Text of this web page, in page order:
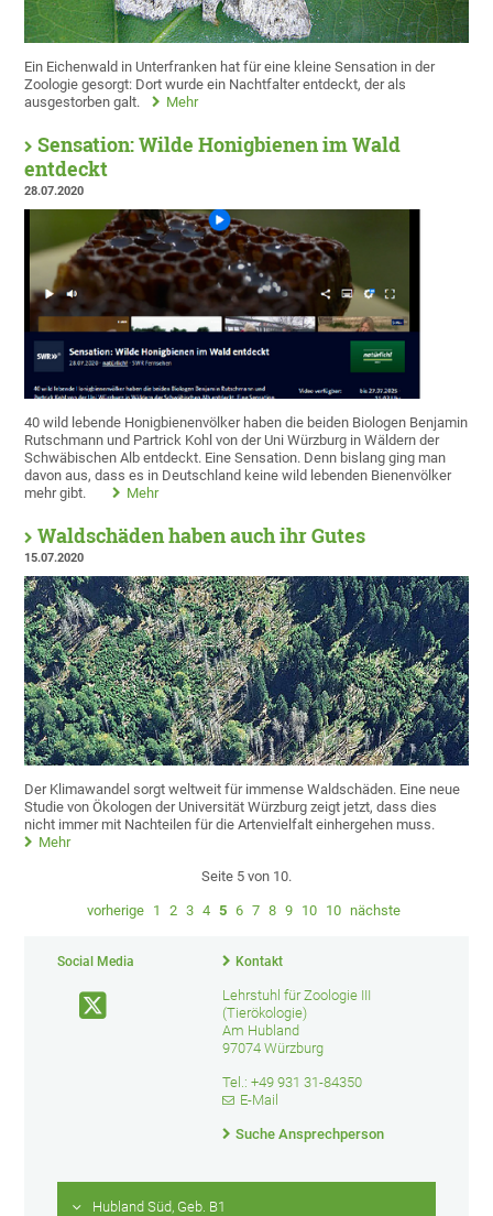
Ein Eichenwald in Unterfranken hat für eine kleine Sensation in der
Zoologie gesorgt: Dort wurde ein Nachtfalter entdeckt, der als
ausgestorben galt.
Mehr
Sensation: Wilde Honigbienen im Wald
entdeckt
28.07.2020
40 wild lebende Honigbienenvölker haben die beiden Biologen Benjamin
Rutschmann und Partrick Kohl von der Uni Würzburg in Wäldern der
Schwäbischen Alb entdeckt. Eine Sensation. Denn bislang ging man
davon aus, dass es in Deutschland keine wild lebenden Bienenvölker
mehr gibt.
Mehr
Waldschäden haben auch ihr Gutes
15.07.2020
Der Klimawandel sorgt weltweit für immense Waldschäden. Eine neue
Studie von Ökologen der Universität Würzburg zeigt jetzt, dass dies
nicht immer mit Nachteilen für die Artenvielfalt einhergehen muss.
Mehr
Seite 5 von 10.
vorherige 1 2 3 4 5 6 7 8 9 10 10 nächste
Social Media Kontakt
Lehrstuhl für Zoologie III
(Tierökologie)
Am Hubland
97074 Würzburg
Tel.: +49 931 31-84350
E-Mail
Suche Ansprechperson
Hubland Süd, Geb. B1